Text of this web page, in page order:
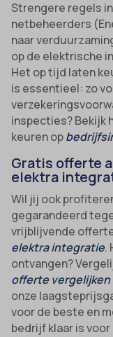
Strengere regels
netbeheerders
naar
op de elektrische
Het op tijd laten
is essentieel: zo
inspecties? Bekijk
keuren op
Gratis offerte
elektra
Wil jij ook
gegarandeerd
vrijblijvende
elektra integratie.
ontvangen?
offerte vergelijken
onze
voor de beste en
bedrijf klaar is